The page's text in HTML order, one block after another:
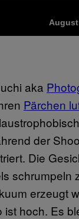
August
aka
Pärchen
der
Die
schrumpeln
erzeugt
ist hoch. Es